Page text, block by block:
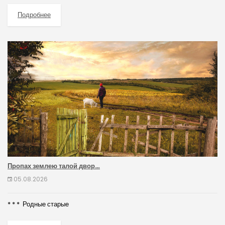
Подробнее
Пропах землею талой двор…
05.08.2026
* * * Родные старые